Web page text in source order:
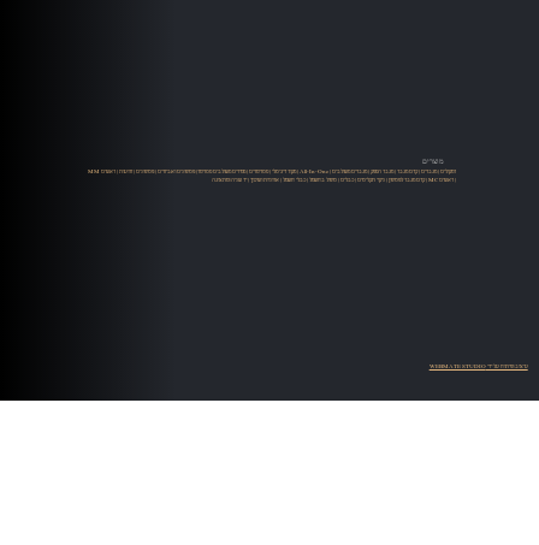
מוצרים
רמקולים|מגברים|קדם מגבר|מגבר הספק|מגברים משולבים|
All-In-One
|מקור דיגיטלי|סטרימרים|ממירים משולבים סטרימר|פטיפונים ואביזרים|פטיפונים|זרועות|ראשים MM
| ראשים MC |
קדם מגבר לפטיפון|ניקוי תקליטים|כבלים|טיפול בחשמל|כבלי חשמל|ארוניות ושיכוך|יד שניה ומתצוגה
עיצוב ופיתוח על ידי WEBMATE STUDIO